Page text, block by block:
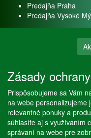
Predajňa Praha
Predajňa Vysoké
Naše služby
Servis
Predaj akváriových
Predaj akváriových
Zásady
Prispôsobujeme sa Vám
na webe personalizujeme
relevantné ponuky a
súhlasíte aj s využívaním
správaní na webe pre